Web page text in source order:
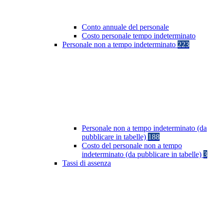
Conto annuale del personale
Costo personale tempo indeterminato
Personale non a tempo indeterminato 223
Personale non a tempo indeterminato (da
pubblicare in tabelle) 188
Costo del personale non a tempo
indeterminato (da pubblicare in tabelle) 3
Tassi di assenza